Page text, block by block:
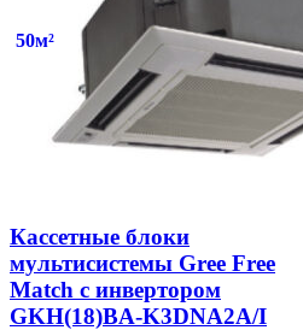
50м²
Кассетные блоки
мультисистемы Gree Free
Match с инвертором
GKH(18)BA-K3DNA2A/I